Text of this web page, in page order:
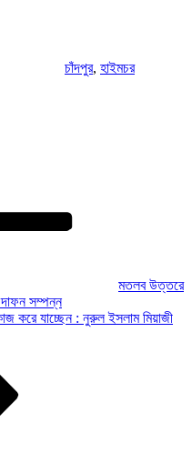
চাঁদপুর, হাইমচর
মতলব উত্তরে
দাফন সম্পন্ন
করে যাচ্ছেন : নুরুল ইসলাম মিয়াজী